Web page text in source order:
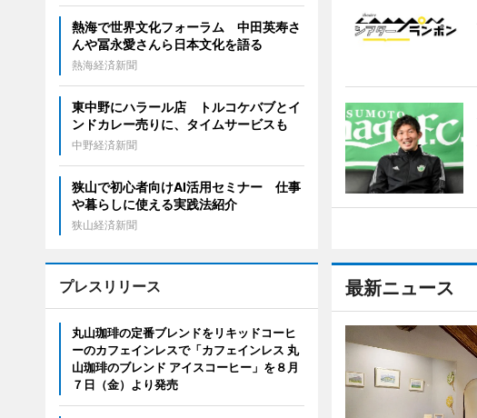
最新ニュース
熱海で世界文化フォーラム 中田英寿さ
んや冨永愛さんら日本文化を語る
熱海経済新聞
東中野にハラール店 トルコケバブとイ
ンドカレー売りに、タイムサービスも
中野経済新聞
狭山で初心者向けAI活用セミナー 仕事
や暮らしに使える実践法紹介
狭山経済新聞
プレスリリース
丸山珈琲の定番ブレンドをリキッドコーヒ
ーのカフェインレスで「カフェインレス 丸
山珈琲のブレンド アイスコーヒー」を８月
７日（金）より発売